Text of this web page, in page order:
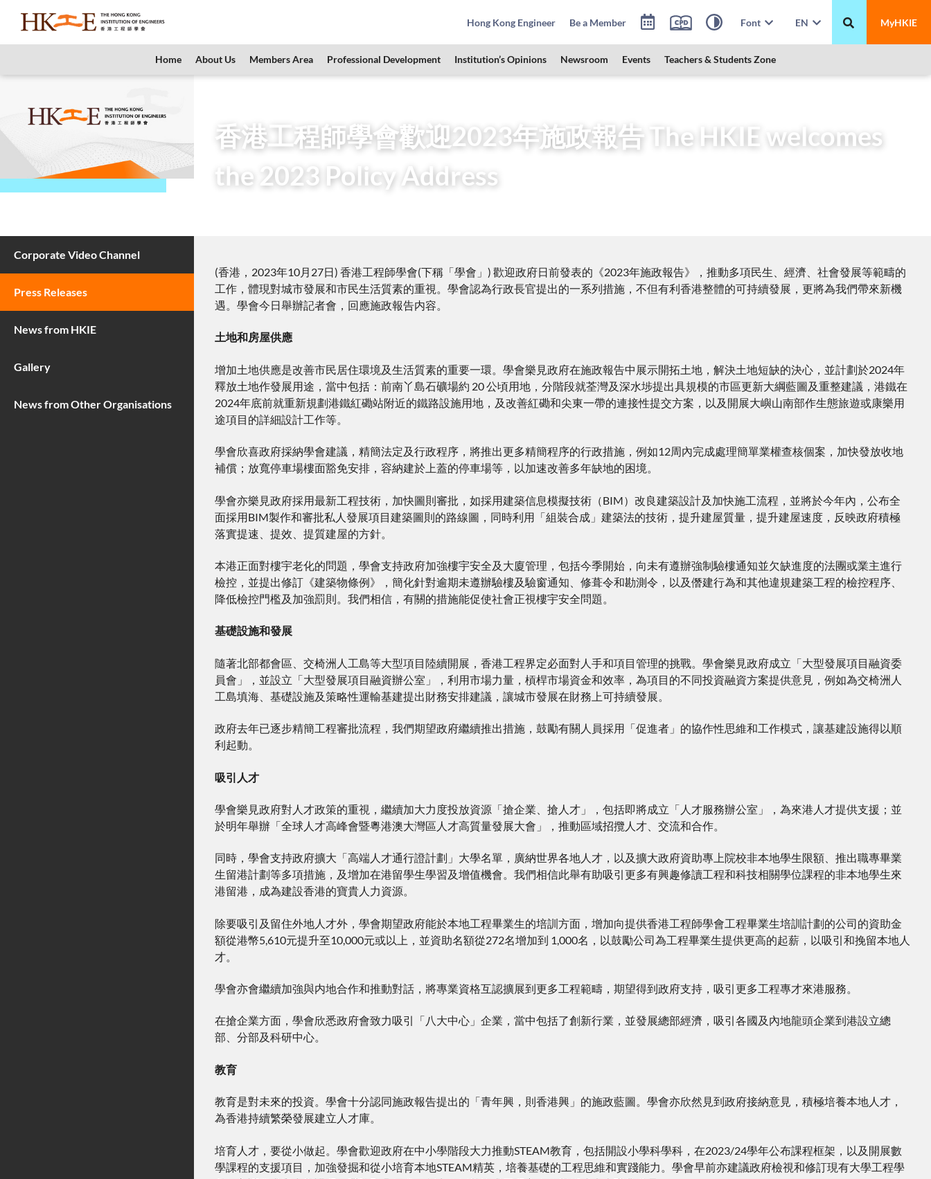
Hong Kong Engineer Be a Member Font EN MyHKIE
Home About Us Members Area Professional Development Institution’s Opinions Newsroom Events Teachers & Students Zone
香港工程師學會歡迎2023年施政報告 The HKIE welcomes
the 2023 Policy Address
Corporate Video Channel
Press Releases
News from HKIE
Gallery
News from Other Organisations
(香港，2023年10月27日) 香港工程師學會(下稱「學會」) 歡迎政府日前發表的《2023年施政報告》，推動多項民生、經濟、社會發展等範疇的
工作，體現對城市發展和市民生活質素的重視。學會認為行政長官提出的一系列措施，不但有利香港整體的可持續發展，更將為我們帶來新機
遇。學會今日舉辦記者會，回應施政報告内容。
土地和房屋供應
增加土地供應是改善市民居住環境及生活質素的重要一環。學會樂見政府在施政報告中展示開拓土地，解決土地短缺的決心，並計劃於2024年
釋放土地作發展用途，當中包括：前南丫島石礦場約 20 公頃用地，分階段就荃灣及深水埗提出具規模的市區更新大綱藍圖及重整建議，港鐵在
2024年底前就重新規劃港鐵紅磡站附近的鐵路設施用地，及改善紅磡和尖東一帶的連接性提交方案，以及開展大嶼山南部作生態旅遊或康樂用
途項目的詳細設計工作等。
學會欣喜政府採納學會建議，精簡法定及行政程序，將推出更多精簡程序的行政措施，例如12周內完成處理簡單業權查核個案，加快發放收地
補償；放寬停車場樓面豁免安排，容納建於上蓋的停車場等，以加速改善多年缺地的困境。
學會亦樂見政府採用最新工程技術，加快圖則審批，如採用建築信息模擬技術（BIM）改良建築設計及加快施工流程，並將於今年內，公布全
面採用BIM製作和審批私人發展項目建築圖則的路線圖，同時利用「組裝合成」建築法的技術，提升建屋質量，提升建屋速度，反映政府積極
落實提速、提效、提質建屋的方針。
本港正面對樓宇老化的問題，學會支持政府加強樓宇安全及大廈管理，包括今季開始，向未有遵辦強制驗樓通知並欠缺進度的法團或業主進行
檢控，並提出修訂《建築物條例》，簡化針對逾期未遵辦驗樓及驗窗通知、修葺令和勘測令，以及僭建行為和其他違規建築工程的檢控程序、
降低檢控門檻及加強罰則。我們相信，有關的措施能促使社會正視樓宇安全問題。
基礎設施和發展
隨著北部都會區、交椅洲人工島等大型項目陸續開展，香港工程界定必面對人手和項目管理的挑戰。學會樂見政府成立「大型發展項目融資委
員會」，並設立「大型發展項目融資辦公室」，利用市場力量，槓桿市場資金和效率，為項目的不同投資融資方案提供意見，例如為交椅洲人
工島填海、基礎設施及策略性運輸基建提出財務安排建議，讓城市發展在財務上可持續發展。
政府去年已逐步精簡工程審批流程，我們期望政府繼續推出措施，鼓勵有關人員採用「促進者」的協作性思維和工作模式，讓基建設施得以順
利起動。
吸引人才
學會樂見政府對人才政策的重視，繼續加大力度投放資源「搶企業、搶人才」，包括即將成立「人才服務辦公室」，為來港人才提供支援；並
於明年舉辦「全球人才高峰會暨粵港澳大灣區人才高質量發展大會」，推動區域招攬人才、交流和合作。
同時，學會支持政府擴大「高端人才通行證計劃」大學名單，廣納世界各地人才，以及擴大政府資助專上院校非本地學生限額、推出職專畢業
生留港計劃等多項措施，及增加在港留學生學習及增值機會。我們相信此舉有助吸引更多有興趣修讀工程和科技相關學位課程的非本地學生來
港留港，成為建設香港的寶貴人力資源。
除要吸引及留住外地人才外，學會期望政府能於本地工程畢業生的培訓方面，增加向提供香港工程師學會工程畢業生培訓計劃的公司的資助金
額從港幣5,610元提升至10,000元或以上，並資助名額從272名增加到 1,000名，以鼓勵公司為工程畢業生提供更高的起薪，以吸引和挽留本地人
才。
學會亦會繼續加強與内地合作和推動對話，將專業資格互認擴展到更多工程範疇，期望得到政府支持，吸引更多工程專才來港服務。
在搶企業方面，學會欣悉政府會致力吸引「八大中心」企業，當中包括了創新行業，並發展總部經濟，吸引各國及內地龍頭企業到港設立總
部、分部及科研中心。
教育
教育是對未來的投資。學會十分認同施政報告提出的「青年興，則香港興」的施政藍圖。學會亦欣然見到政府接納意見，積極培養本地人才，
為香港持續繁榮發展建立人才庫。
培育人才，要從小做起。學會歡迎政府在中小學階段大力推動STEAM教育，包括開設小學科學科，在2023/24學年公布課程框架，以及開展數
學課程的支援項目，加強發掘和從小培育本地STEAM精英，培養基礎的工程思維和實踐能力。學會早前亦建議政府檢視和修訂現有大學工程學